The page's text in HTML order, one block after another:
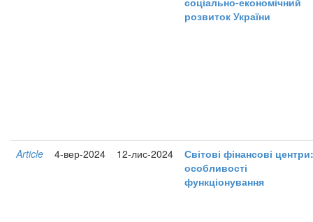
розвиток України
Article 4-вер-2024 12-лис-2024
Світові фінансові центри:
особливості
функціонування